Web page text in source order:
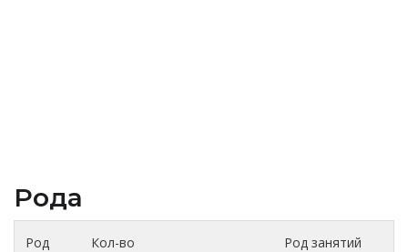
Рода
Род
Кол-во
Род занятий